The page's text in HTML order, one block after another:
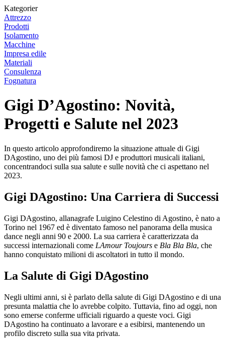
Kategorier
Attrezzo
Prodotti
Isolamento
Macchine
Impresa edile
Materiali
Consulenza
Fognatura
Gigi D’Agostino: Novità,
Progetti e Salute nel 2023
In questo articolo approfondiremo la situazione attuale di Gigi
DAgostino, uno dei più famosi DJ e produttori musicali italiani,
concentrandoci sulla sua salute e sulle novità che ci aspettano nel
2023.
Gigi DAgostino: Una Carriera di Successi
Gigi DAgostino, allanagrafe Luigino Celestino di Agostino, è nato a
Torino nel 1967 ed è diventato famoso nel panorama della musica
dance negli anni 90 e 2000. La sua carriera è caratterizzata da
successi internazionali come LAmour Toujours e Bla Bla Bla, che
hanno conquistato milioni di ascoltatori in tutto il mondo.
La Salute di Gigi DAgostino
Negli ultimi anni, si è parlato della salute di Gigi DAgostino e di una
presunta malattia che lo avrebbe colpito. Tuttavia, fino ad oggi, non
sono emerse conferme ufficiali riguardo a queste voci. Gigi
DAgostino ha continuato a lavorare e a esibirsi, mantenendo un
profilo discreto sulla sua vita privata.